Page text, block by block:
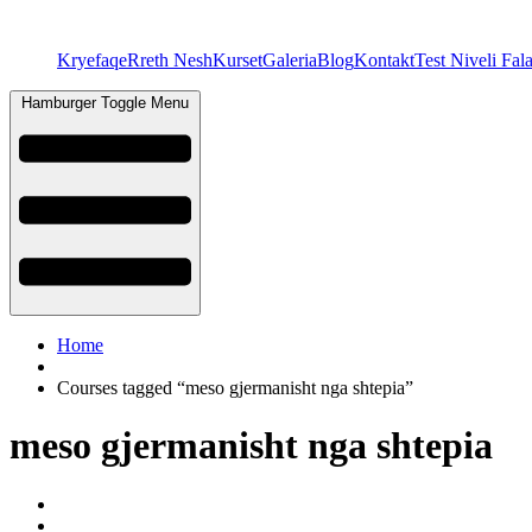
KryefaqeRreth NeshKursetGaleriaBlogKontaktTest Niveli
Hamburger Toggle Menu
Home
Courses tagged “meso gjermanisht nga shtepia”
meso gjermanisht nga shtepia